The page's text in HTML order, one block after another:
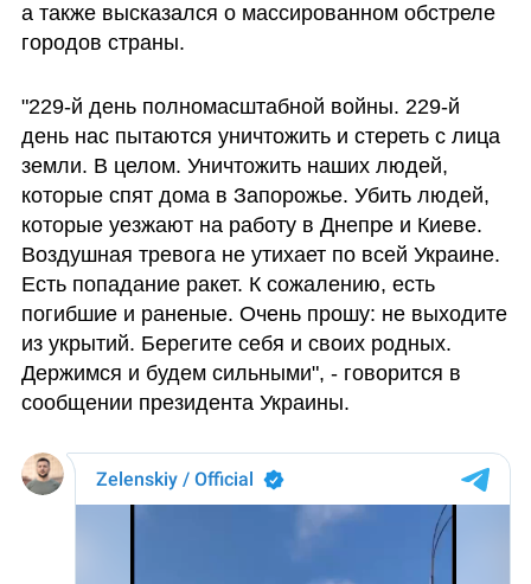
а также высказался о массированном обстреле
городов страны.
"229-й день полномасштабной войны. 229-й
день нас пытаются уничтожить и стереть с лица
земли. В целом. Уничтожить наших людей,
которые спят дома в Запорожье. Убить людей,
которые уезжают на работу в Днепре и Киеве.
Воздушная тревога не утихает по всей Украине.
Есть попадание ракет. К сожалению, есть
погибшие и раненые. Очень прошу: не выходите
из укрытий. Берегите себя и своих родных.
Держимся и будем сильными", - говорится в
сообщении президента Украины.